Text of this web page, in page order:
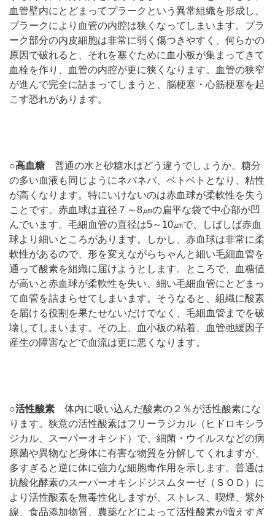
血管壁内にとどまってプラークという異常組織を形成し、
プラークにより血管の内腔は狭くなってしまいます。プラ
ーク部分の内皮細胞は非常に弱く傷つきやすく、何らかの
原因で破れると、それを塞ぐために血小板が集まってきて
血栓を作り、血管の内腔が更に狭くなります。血管の狭窄
が進んで完全に詰まってしまうと、脳梗塞・心筋梗塞を起
こす恐れがあります。
○高血糖 普通の水と砂糖水はどう違うでしょうか。糖分
の多い血液も同じようにネバネバ、ベトベトとなり、粘性
が高くなります。特にいけないのは赤血球が柔軟性を失う
ことです。赤血球は直径７～8㎛の扁平な袋で中心部が凹
んでいます。毛細血管の直径は5～10㎛で、しばしば赤血
球より細いところがあります。しかし、赤血球は非常に柔
軟性があるので、形を変えながらちゃんと細い毛細血管を
通って酸素を組織に届けようとします。ところで、血糖値
が高いと赤血球が柔軟性を失い、細い毛細血管にとどまっ
て血管を詰まらせてしまいます。そうなると、組織に酸素
を届ける役割を果たせないだけでなく、毛細血管までを破
壊してしまいます。その上、血小板の粘着、血管弛緩因子
産生の障害などで血流は更に悪くなります。
○活性酸素 体内に吸い込んだ酸素の２％が活性酸素にな
ります。狭意の活性酸素はフリーラジカル（ヒドロキシラ
ジカル、スーパーオキシド）で、細菌・ウイルスなどの病
原菌や異物など身体に有害な物質を分解してくれますが、
多すぎると逆に体に強力な細胞毒作用を示します。普通は
抗酸化酵素のスーパーオキシドジスムターゼ（ＳＯＤ）に
より活性酸素を無毒性化しますが、ストレス、喫煙、紫外
線、食品添加物質、農薬などによって活性酸素が増えすぎ